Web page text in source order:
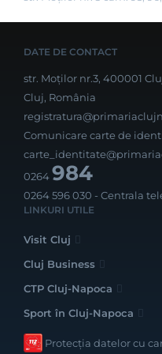
DATE DE CONTACT
str. Moților nr.3, 400001
Cluj, România
Comunicare carte de
0264984
0264 596 030 - Centrala
LINKURI UTILE
Visit Cluj
Cluj Business
CTP Cluj-Napoca
Sport în Cluj-Napoca
Protecția datelor cu